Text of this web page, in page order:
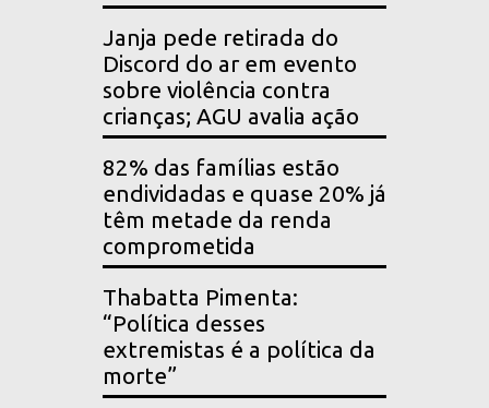
Janja pede retirada do
Discord do ar em evento
sobre violência contra
crianças; AGU avalia ação
82% das famílias estão
endividadas e quase 20% já
têm metade da renda
comprometida
Thabatta Pimenta:
“Política desses
extremistas é a política da
morte”